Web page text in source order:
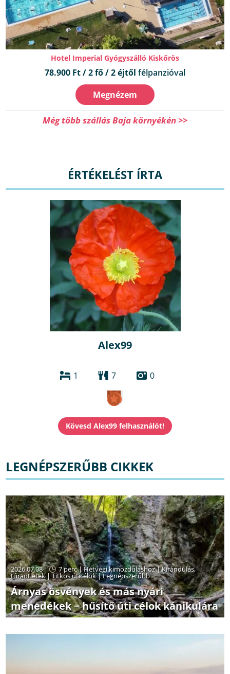
Hotel Imperial Gyógyszálló Kiskőrös
78.900 Ft / 2 fő / 2 éjtől félpanzióval
Megnézem
Még több szállás Baja környékén >>
ÉRTÉKELÉST ÍRTA
Alex99
1 7 0
LEGNÉPSZERŰBB CIKKEK
2026.07.08 | 7 perc|Hétvégi kimozduláshoz|Kirándulás,
túraötletek|Titkos úticélok|Legnépszerűbb
Árnyas ösvények és más nyári
menedékek − hűsítő úti célok kánikulára